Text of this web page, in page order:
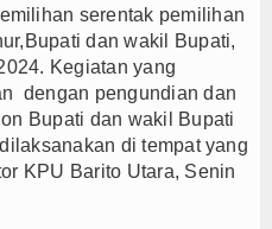
Ajak Ribuan Bobotoh Doakan
Satukan Ribuan Bobotoh, Nobar
Drinks Indonesia 2026 Perkuat
Ajak Bobotoh Junjung
Padi Ciherang di Cakung, Urban
Aset Jadi Mesin Pertumbuhan,
serentak pemilihan
dan wakil Bupati,
Kegiatan yang
dengan pengundian dan
Bupati dan wakil Bupati
di tempat yang
KPU Barito Utara, Senin